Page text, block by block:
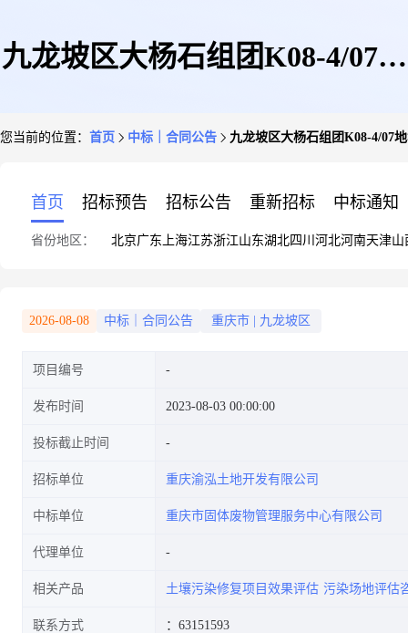
九龙坡区大杨石组团K08-4/07地
您当前的位置： 首页 中标｜合同公告 九龙坡区大杨石组团K08-4/07
首页 招标预告 招标公告 重新招标 中标通知
省份地区： 北京广东 上海江苏浙江山东湖北四川 河北河南天津山
2026-08-08 中标｜合同公告 重庆市 九龙坡区
项目编号
发布时间 2023-08-03 00:00:00
投标截止时间
招标单位 重庆渝泓土地开发有限公司
中标单位 重庆市固体废物管理服务中心有限公司
代理单位
相关产品 土壤污染修复项目效果评估 污染场地评估
联系方式 ：63151593